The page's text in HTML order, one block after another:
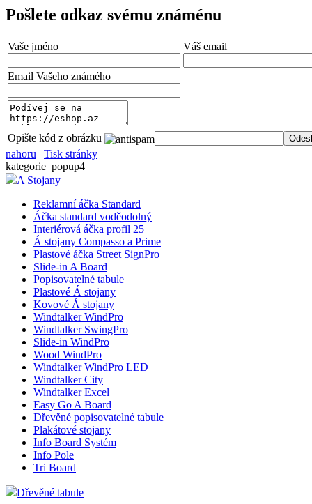
Pošlete odkaz svému známénu
Vaše jméno Váš email
Email Vašeho známého
Opište kód z obrázku
nahoru | Tisk stránky
kategorie_popup4
A Stojany
Reklamní áčka Standard
Áčka standard voděodolný
Interiérová áčka profil 25
Á stojany Compasso a Prime
Plastové áčka Street SignPro
Slide-in A Board
Popisovatelné tabule
Plastové Á stojany
Kovové Á stojany
Windtalker WindPro
Windtalker SwingPro
Slide-in WindPro
Wood WindPro
Windtalker WindPro LED
Windtalker City
Windtalker Excel
Easy Go A Board
Dřevěné popisovatelné tabule
Plakátové stojany
Info Board Systém
Info Pole
Tri Board
Dřevěné tabule